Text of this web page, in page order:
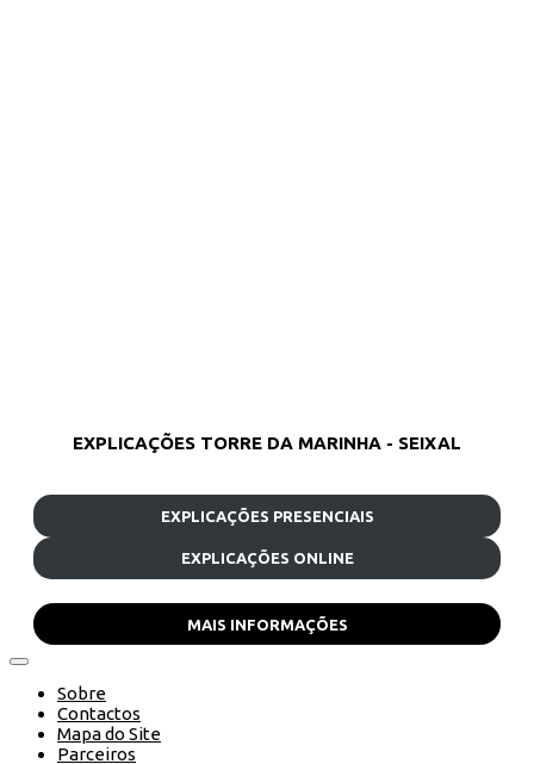
EXPLICAÇÕES TORRE DA MARINHA - SEIXAL
EXPLICAÇÕES PRESENCIAIS
EXPLICAÇÕES ONLINE
MAIS INFORMAÇÕES
Sobre
Contactos
Mapa do Site
Parceiros